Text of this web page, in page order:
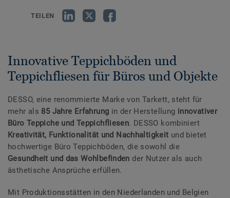
TEILEN
Innovative Teppichböden und
Teppichfliesen für Büros und Objekte
DESSO, eine renommierte Marke von Tarkett, steht für
mehr als 85 Jahre Erfahrung in der Herstellung innovativer
Büro Teppiche und Teppichfliesen. DESSO kombiniert
Kreativität, Funktionalität und Nachhaltigkeit und bietet
hochwertige Büro Teppichböden, die sowohl die
Gesundheit und das Wohlbefinden der Nutzer als auch
ästhetische Ansprüche erfüllen.
Mit Produktionsstätten in den Niederlanden und Belgien